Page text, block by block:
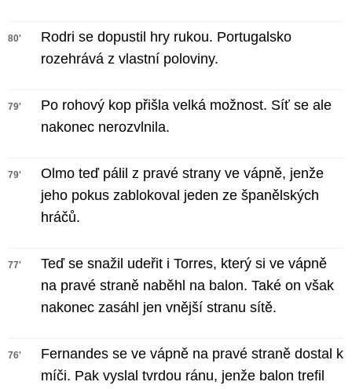
80'
Rodri se dopustil hry rukou. Portugalsko
rozehrává z vlastní poloviny.
79'
Po rohový kop přišla velká možnost. Síť se ale
nakonec nerozvlnila.
79'
Olmo teď pálil z pravé strany ve vápně, jenže
jeho pokus zablokoval jeden ze španělských
hráčů.
77'
Teď se snažil udeřit i Torres, který si ve vápně
na pravé straně naběhl na balon. Také on však
nakonec zasáhl jen vnější stranu sítě.
76'
Fernandes se ve vápně na pravé straně dostal k
míči. Pak vyslal tvrdou ránu, jenže balon trefil